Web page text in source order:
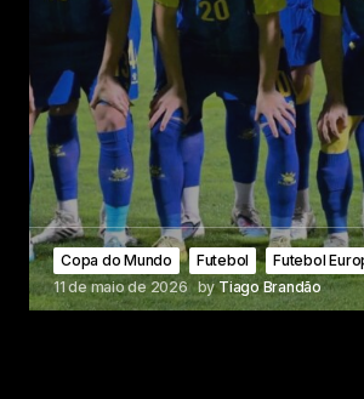
Copa do Mundo Futebol Futebol
11 de maio de 2026 by Tiago Brandão